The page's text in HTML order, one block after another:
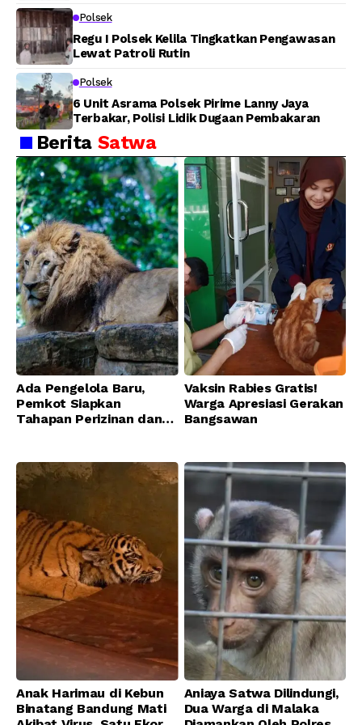
Polsek
Regu I Polsek Kelila Tingkatkan Pengawasan
Lewat Patroli Rutin
Polsek
6 Unit Asrama Polsek Pirime Lanny Jaya
Terbakar, Polisi Lidik Dugaan Pembakaran
Berita Satwa
Ada Pengelola Baru,
Pemkot Siapkan
Tahapan Perizinan dan
Vaksin Rabies Gratis!
Warga Apresiasi Gerakan
Bangsawan
Anak Harimau di Kebun
Binatang Bandung Mati
Aniaya Satwa Dilindungi,
Dua Warga di Malaka